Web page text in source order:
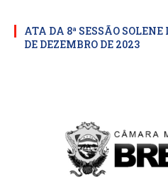
ATA DA 8ª SESSÃO SOLENE
DE DEZEMBRO DE 2023